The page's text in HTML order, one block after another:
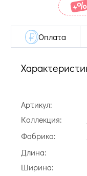
Артикул:
Коллекция:
Фабрика:
Длина:
Ширина:
Оплата